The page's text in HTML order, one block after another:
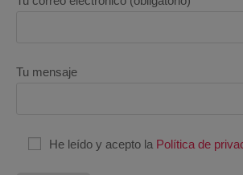
Tu mensaje
He leído y acepto la Política de